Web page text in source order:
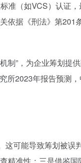
准（如VCS）认证
依据《刑法》第201
制”，为企业筹划提
所2023年报告预测
可能导致筹划被误